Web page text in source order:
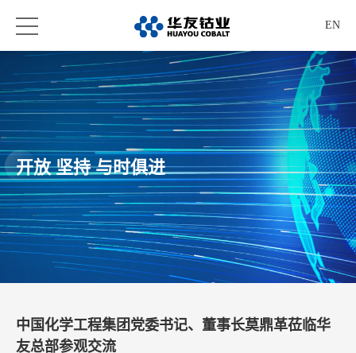
EN
开放 坚持 与时俱进
中国化学工程集团党委书记、董事长莫鼎革莅临华
友总部参观交流